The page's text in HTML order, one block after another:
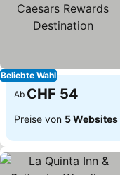
Beliebte Wahl
Ab CHF 54
Preise von 5 Websites